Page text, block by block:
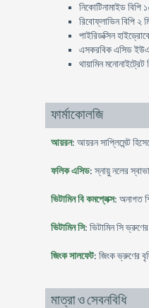
নিকোটিনামাইড বিপি
রিবোফ্লাভিন বিপি ২
পাইরিডক্সিন
এসকরবিক এসিড
থায়ামিন মনোনাইট্রেট
ফার্মাকোলজি
আয়রন: আয়রন সাপ্লিমেন্ট
ফলিক এসিড: স্নায়ু নলের
ভিটামিন বি কমপ্লেক্স: অনাগত
ভিটামিন সি: ভিটামিন সি
জিংক সালফেট: জিংক ভ্রুণের
মাত্রা ও সেবনবিধি